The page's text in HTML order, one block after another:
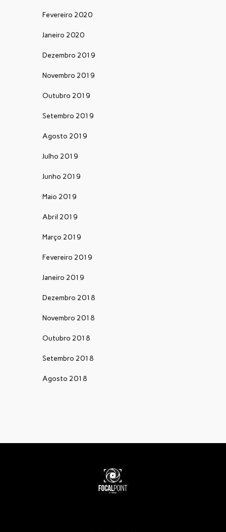
Fevereiro 2020
Janeiro 2020
Dezembro 2019
Novembro 2019
Outubro 2019
Setembro 2019
Agosto 2019
Julho 2019
Junho 2019
Maio 2019
Abril 2019
Março 2019
Fevereiro 2019
Janeiro 2019
Dezembro 2018
Novembro 2018
Outubro 2018
Setembro 2018
Agosto 2018